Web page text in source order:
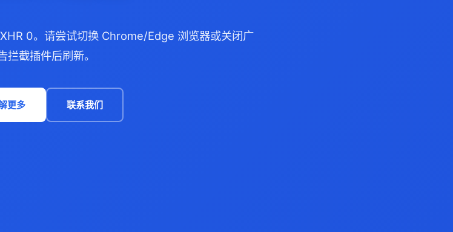
0。请尝试切换 Chrome/Edge 浏览器或关闭广
拦截插件后刷新。
更多 联系我们